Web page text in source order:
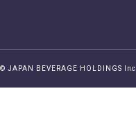
© JAPAN BEVERAGE HOLDINGS Inc.